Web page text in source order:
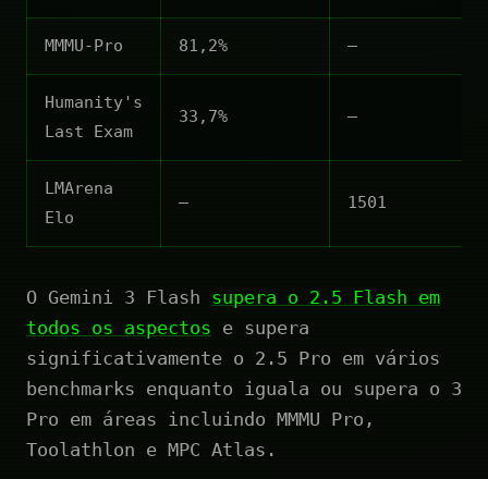
MMMU-Pro 81,2% —
Humanity's
Last Exam
33,7% —
LMArena
Elo
— 1501
O Gemini 3 Flash supera o 2.5 Flash em
todos os aspectos e supera
significativamente o 2.5 Pro em vários
benchmarks enquanto iguala ou supera o 3
Pro em áreas incluindo MMMU Pro,
Toolathlon e MPC Atlas.